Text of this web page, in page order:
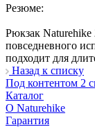
Резюме:
Рюкзак
повседневного
подходит для
Назад к списку
Под контентом 2
Каталог
О Naturehike
Гарантия